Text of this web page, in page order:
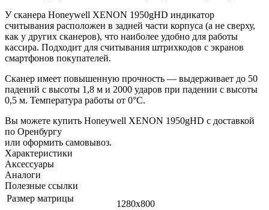
У сканера Honeywell XENON 1950gHD индикатор
считывания расположен в задней части корпуса (а не сверху,
как у других сканеров), что наиболее удобно для работы
кассира. Подходит для считывания штрихкодов с экранов
смартфонов покупателей.
Сканер имеет повышенную прочность — выдерживает до 50
падений с высоты 1,8 м и 2000 ударов при падении с высоты
0,5 м. Температура работы от 0°C.
Вы можете купить Honeywell XENON 1950gHD с доставкой
по Оренбургу
или оформить самовывоз.
Характеристики
Аксессуары
Аналоги
Полезные ссылки
Размер матрицы
1280x800